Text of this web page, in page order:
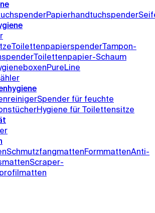
Papierhandtuchspender
Toilettenpapierspender Tampon-
Toilettenpapier-Schaum
PureLine
Spender für feuchte
Hygiene für Toilettensitze
SchmutzfangmattenFormmattenAnti-
Scraper-